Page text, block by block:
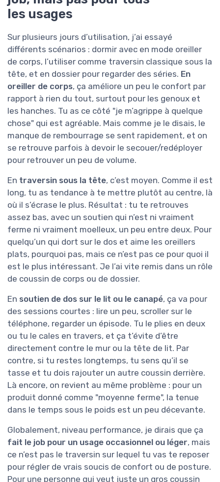
les usages
Sur plusieurs jours d’utilisation, j’ai essayé
différents scénarios : dormir avec en mode oreiller
de corps, l’utiliser comme traversin classique sous la
tête, et en dossier pour regarder des séries. En
oreiller de corps, ça améliore un peu le confort par
rapport à rien du tout, surtout pour les genoux et
les hanches. Tu as ce côté "je m’agrippe à quelque
chose" qui est agréable. Mais comme je le disais, le
manque de rembourrage se sent rapidement, et on
se retrouve parfois à devoir le secouer/redéployer
pour retrouver un peu de volume.
En traversin sous la tête, c’est moyen. Comme il est
long, tu as tendance à te mettre plutôt au centre, là
où il s’écrase le plus. Résultat : tu te retrouves
assez bas, avec un soutien qui n’est ni vraiment
ferme ni vraiment moelleux, un peu entre deux. Pour
quelqu’un qui dort sur le dos et aime les oreillers
plats, pourquoi pas, mais ce n’est pas ce pour quoi il
est le plus intéressant. Je l’ai vite remis dans un rôle
de coussin de corps ou de dossier.
En soutien de dos sur le lit ou le canapé, ça va pour
des sessions courtes : lire un peu, scroller sur le
téléphone, regarder un épisode. Tu le plies en deux
ou tu le cales en travers, et ça t’évite d’être
directement contre le mur ou la tête de lit. Par
contre, si tu restes longtemps, tu sens qu’il se
tasse et tu dois rajouter un autre coussin derrière.
Là encore, on revient au même problème : pour un
produit donné comme "moyenne ferme", la tenue
dans le temps sous le poids est un peu décevante.
Globalement, niveau performance, je dirais que ça
fait le job pour un usage occasionnel ou léger, mais
ce n’est pas le traversin sur lequel tu vas te reposer
pour régler de vrais soucis de confort ou de posture.
Pour une personne qui veut juste un gros coussin